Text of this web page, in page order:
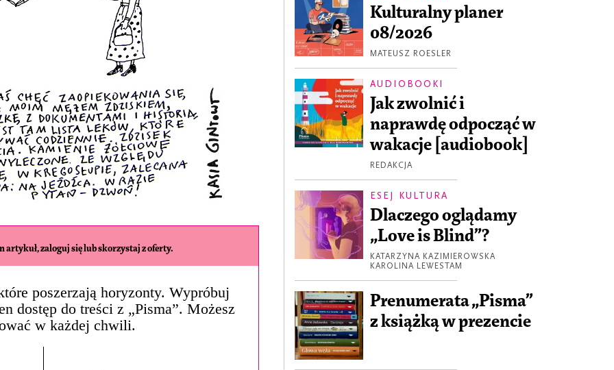
artykuł, zaloguj się lub skorzystaj z oferty.
poszerzają horyzonty. Wypróbuj
dostęp do treści z „Pisma”. Możesz
w każdej chwili.
Kulturalny planer
08/2026
MATEUSZ ROESLER
AUDIOBOOKI
Jak zwolnić i
naprawdę odpocząć w
wakacje [audiobook]
REDAKCJA
ESEJ KULTURA
Dlaczego oglądamy
„Love is Blind”?
KATARZYNA KAZIMIEROWSKA
KAROLINA LEWESTAM
Prenumerata „Pisma”
z książką w prezencie